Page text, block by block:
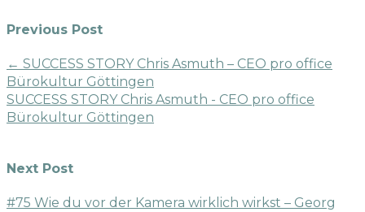
Previous Post
← SUCCESS STORY Chris Asmuth – CEO pro office
Bürokultur Göttingen
SUCCESS STORY Chris Asmuth - CEO pro office
Bürokultur Göttingen
Next Post
#75 Wie du vor der Kamera wirklich wirkst – Georg